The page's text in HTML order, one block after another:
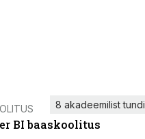
BI baaskoolitus
8 akadeemilist tundi